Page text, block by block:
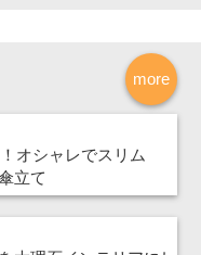
more
オシャレでスリム
立て